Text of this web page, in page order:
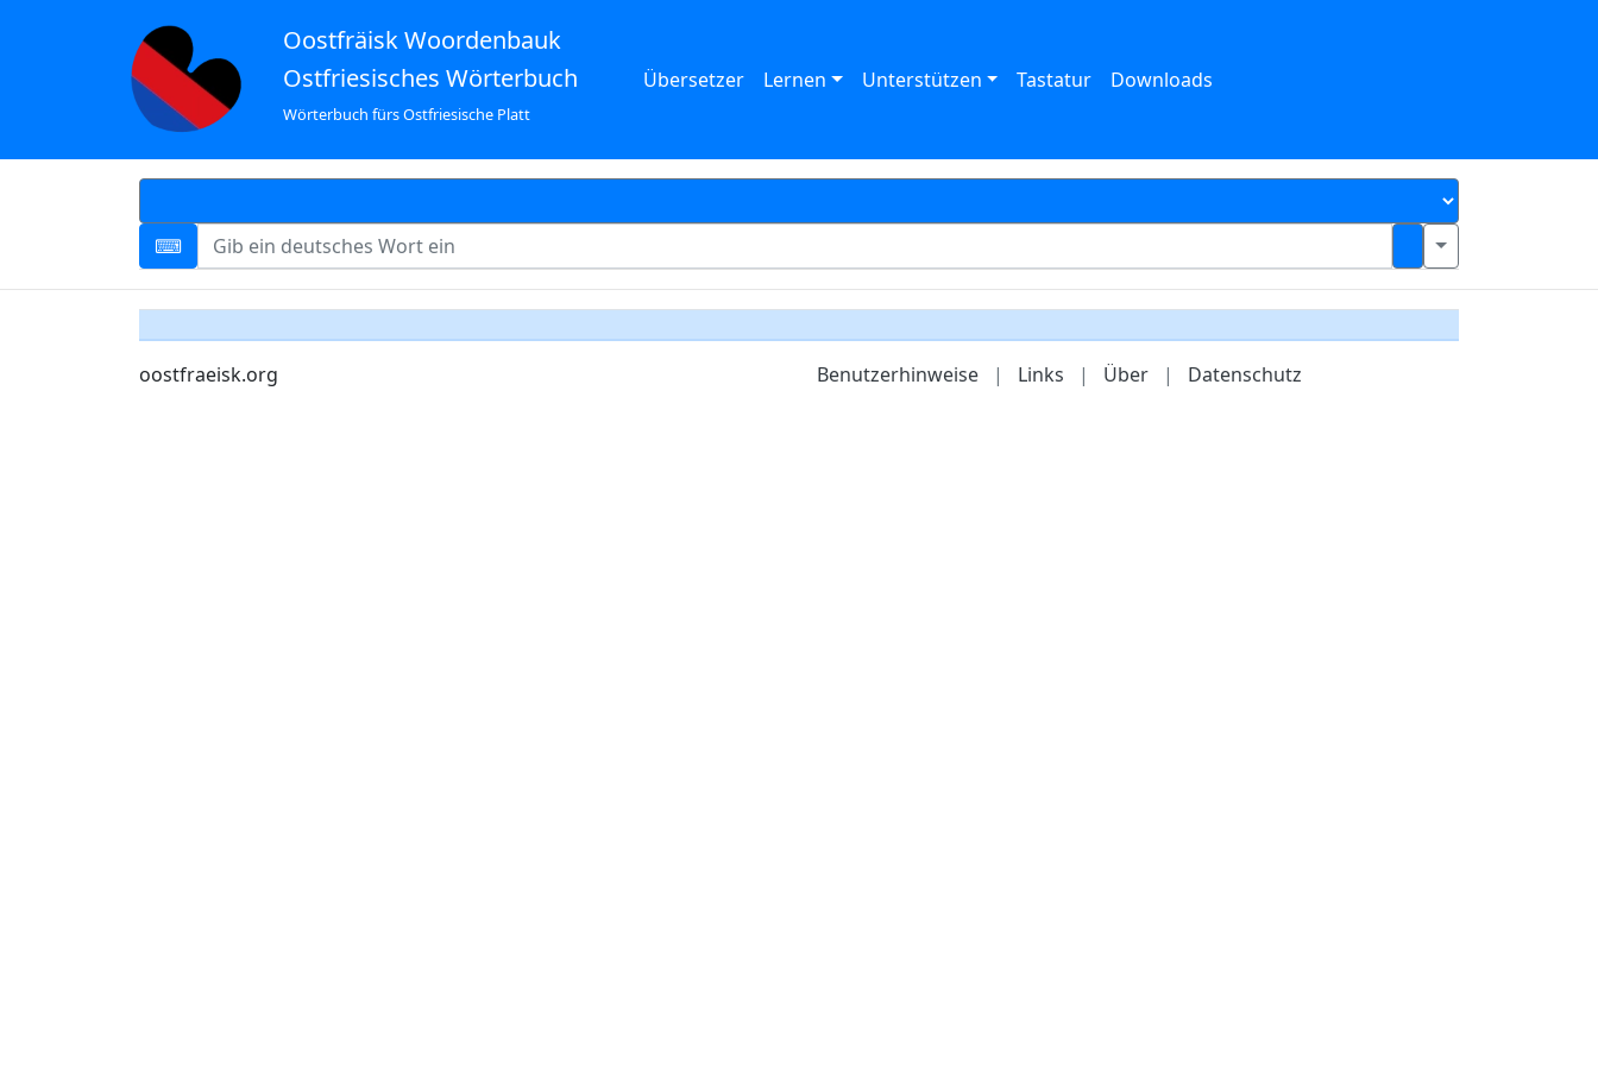
Oostfräisk Woordenbauk
Ostfriesisches Wörterbuch
Wörterbuch fürs Ostfriesische Platt
Übersetzer Lernen Unterstützen Tastatur Downloads
oostfraeisk.org Benutzerhinweise | Links | Über | Datenschutz